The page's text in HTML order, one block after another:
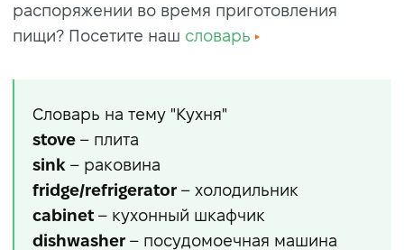
распоряжении во время приготовления
пищи? Посетите наш словарь
Словарь на тему "Кухня"
stove – плита
sink – раковина
fridge/refrigerator – холодильник
cabinet – кухонный шкафчик
dishwasher – посудомоечная машина